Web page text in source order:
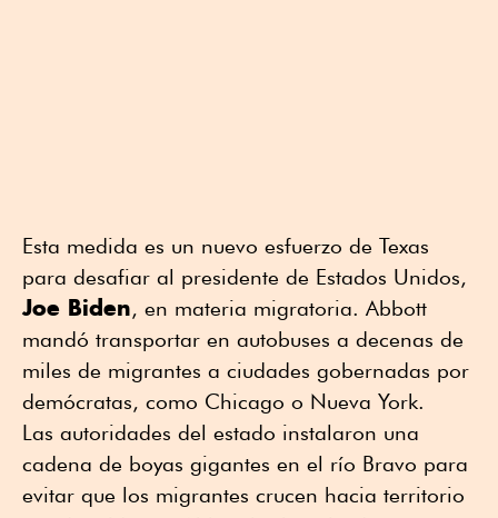
Esta medida es un nuevo esfuerzo de Texas
para desafiar al presidente de Estados Unidos,
Joe Biden, en materia migratoria. Abbott
mandó transportar en autobuses a decenas de
miles de migrantes a ciudades gobernadas por
demócratas, como Chicago o Nueva York.
Las autoridades del estado instalaron una
cadena de boyas gigantes en el río Bravo para
evitar que los migrantes crucen hacia territorio